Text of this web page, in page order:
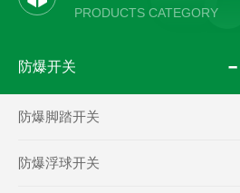
PRODUCTS CATEGORY
防爆开关
防爆脚踏开关
防爆浮球开关